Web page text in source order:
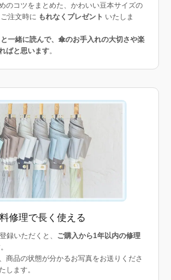
のコツをまとめた、かわいい豆本サイズの
注文時に もれなくプレゼント いたしま
一緒に読んで、傘のお手入れの大切さや楽
ばと思います。
修理で長く使える
録いただくと、 ご購入から1年以内の修理
商品の状態が分かるお写真をお送りくださ
します。